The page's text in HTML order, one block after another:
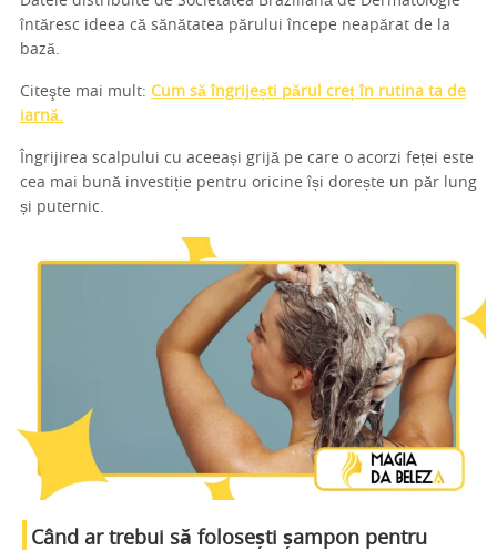
întăresc ideea că sănătatea părului începe neapărat de la
bază.
Citeşte mai mult: Cum să îngrijești părul creț în rutina ta de
iarnă.
Îngrijirea scalpului cu aceeași grijă pe care o acorzi feței este
cea mai bună investiție pentru oricine își dorește un păr lung
și puternic.
Când ar trebui să folosești șampon pentru